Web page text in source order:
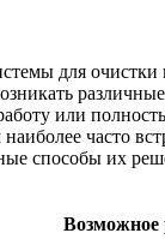
для очистки
или
часто
способы их
Возможное